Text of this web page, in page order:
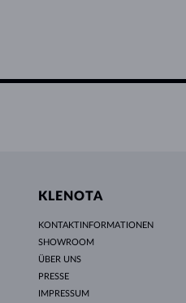
KLENOTA
KONTAKTINFORMATIONEN
SHOWROOM
ÜBER UNS
PRESSE
IMPRESSUM